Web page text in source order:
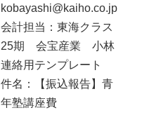
kobayashi@kaiho.co.jp
会計担当：東海クラス
25期 会宝産業 小林
連絡用テンプレート
件名：【振込報告】青
年塾講座費